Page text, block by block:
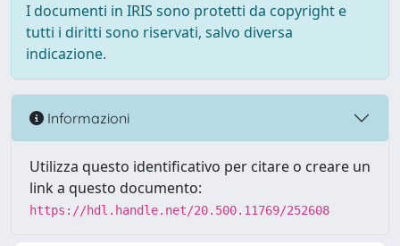
I documenti in IRIS sono protetti da copyright e
tutti i diritti sono riservati, salvo diversa
indicazione.
Informazioni
Utilizza questo identificativo per citare o creare un
link a questo documento:
https://hdl.handle.net/20.500.11769/252608